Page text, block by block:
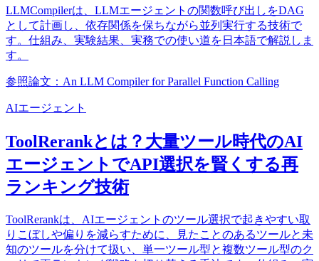
LLMCompilerは、LLMエージェントの関数呼び出しをDAG
として計画し、依存関係を保ちながら並列実行する技術で
す。仕組み、実験結果、実務での使い道を日本語で解説しま
す。
参照論文：An LLM Compiler for Parallel Function Calling
AIエージェント
ToolRerankとは？大量ツール時代のAI
エージェントでAPI選択を賢くする再
ランキング技術
ToolRerankは、AIエージェントのツール選択で起きやすい取
りこぼしや偏りを減らすために、見たことのあるツールと未
知のツールを分けて扱い、単一ツール型と複数ツール型のク